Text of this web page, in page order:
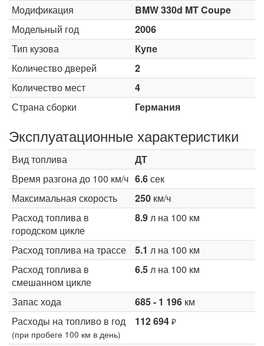
Модификация
BMW 330d MT Coupe
Модельный год
2006
Тип кузова
Купе
Количество дверей
2
Количество мест
4
Страна сборки
Германия
Эксплуатационные характеристики
Вид топлива
ДТ
Время разгона до 100 км/ч 6.6сек
Максимальная скорость
250 км/ч
Расход топлива в
городском цикле
8.9л на 100 км
Расход топлива на трассе 5.1 л на 100 км
Расход топлива в
смешанном цикле
6.5л на 100 км
Запас хода 685 - 1 196 км
Расходы на топливо в год
(при пробеге 100 км в день)
112 694 ₽